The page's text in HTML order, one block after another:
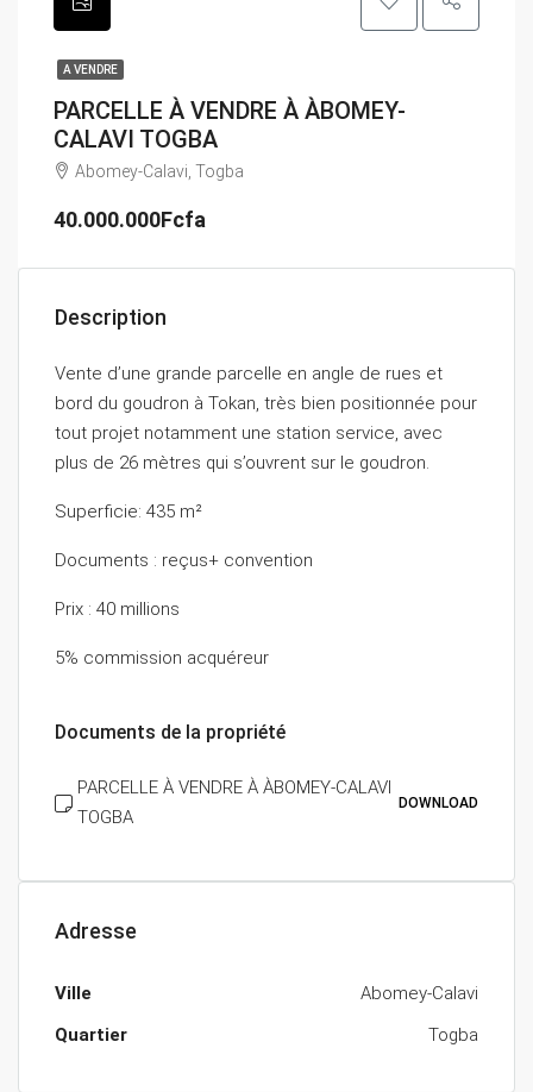
A VENDRE
PARCELLE À VENDRE À ÀBOMEY-
CALAVI TOGBA
Abomey-Calavi, Togba
40.000.000Fcfa
Description
Vente d’une grande parcelle en angle de rues et
bord du goudron à Tokan, très bien positionnée pour
tout projet notamment une station service, avec
plus de 26 mètres qui s’ouvrent sur le goudron.
Superficie: 435 m²
Documents : reçus+ convention
Prix : 40 millions
5% commission acquéreur
Documents de la propriété
PARCELLE À VENDRE À ÀBOMEY-CALAVI
TOGBA
DOWNLOAD
Adresse
Ville
Abomey-Calavi
Quartier
Togba